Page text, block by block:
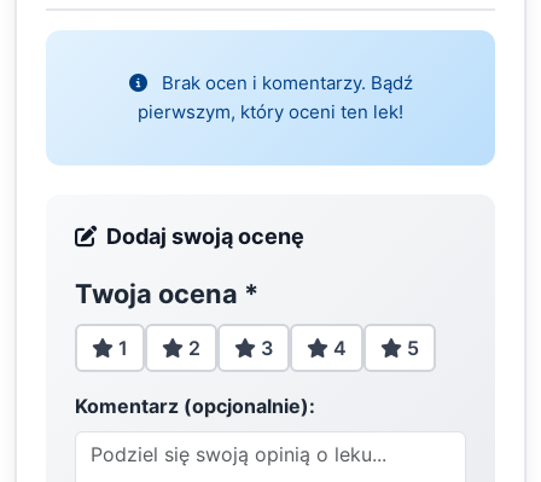
Brak ocen i komentarzy. Bądź
pierwszym, który oceni ten lek!
Dodaj swoją ocenę
Twoja ocena *
1 2 3 4 5
Komentarz (opcjonalnie):